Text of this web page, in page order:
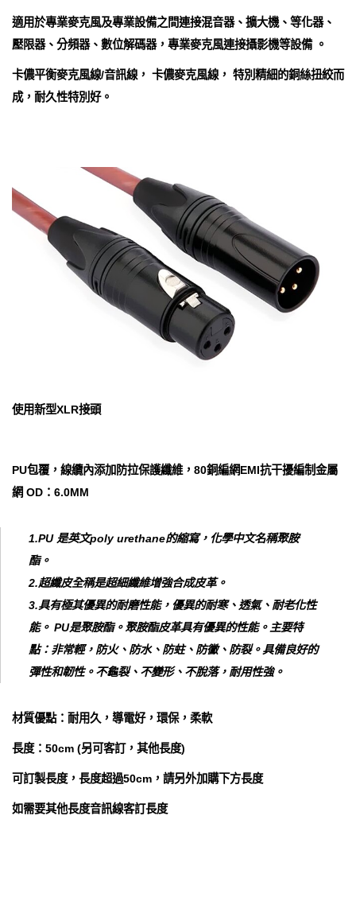
適用於專業麥克風及專業設備之間連接混音器、擴大機、等化器、
壓限器、分頻器、數位解碼器，專業麥克風連接攝影機等設備 。
卡儂平衡麥克風線/音訊線， 卡儂麥克風線， 特別精細的銅絲扭絞而
成，耐久性特別好。
使用新型XLR接頭
PU包覆，線纜內添加防拉保護纖維，80銅編網EMI抗干擾編制金屬
網 OD：6.0MM
1.PU 是英文poly urethane的縮寫，化學中文名稱聚胺
酯。
2.超纖皮全稱是超細纖維增強合成皮革。
3.具有極其優異的耐磨性能，優異的耐寒、透氣、耐老化性
能。 PU是聚胺酯。聚胺酯皮革具有優異的性能。主要特
點：非常輕，防火、防水、防蛀、防黴、防裂。具備良好的
彈性和韌性。不龜裂、不變形、不脫落，耐用性強。
材質優點：耐用久，導電好，環保，柔軟
長度：50cm (另可客訂，其他長度)
可訂製長度，長度超過50cm，請另外加購下方長度
如需要其他長度音訊線客訂長度